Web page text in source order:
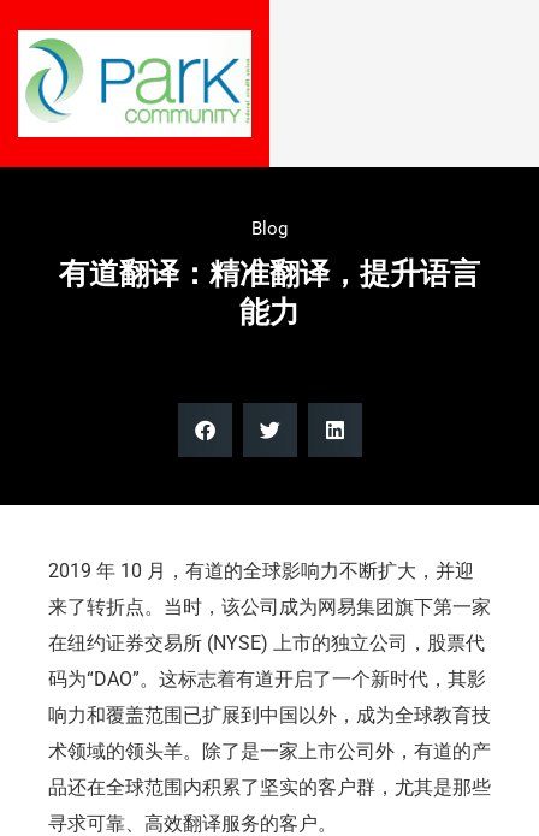
Blog
有道翻译：精准翻译，提升语言
能力
2019 年 10 月，有道的全球影响力不断扩大，并迎
来了转折点。当时，该公司成为网易集团旗下第一家
在纽约证券交易所 (NYSE) 上市的独立公司，股票代
码为“DAO”。这标志着有道开启了一个新时代，其影
响力和覆盖范围已扩展到中国以外，成为全球教育技
术领域的领头羊。除了是一家上市公司外，有道的产
品还在全球范围内积累了坚实的客户群，尤其是那些
寻求可靠、高效翻译服务的客户。